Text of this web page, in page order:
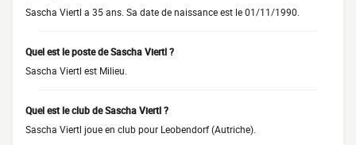
Sascha Viertl a 35 ans. Sa date de naissance est le 01/11/1990.
Quel est le poste de Sascha Viertl ?
Sascha Viertl est Milieu.
Quel est le club de Sascha Viertl ?
Sascha Viertl joue en club pour Leobendorf (Autriche).